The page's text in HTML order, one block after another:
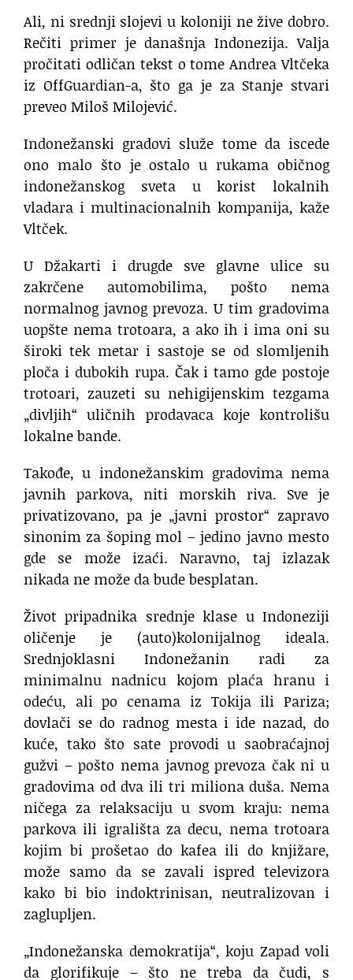
Ali, ni srednji slojevi u koloniji ne žive dobro.
Rečiti primer je današnja Indonezija. Valja
pročitati odličan tekst o tome Andrea Vltčeka
iz OffGuardian-a, što ga je za Stanje stvari
preveo Miloš Milojević.
Indonežanski gradovi služe tome da iscede
ono malo što je ostalo u rukama običnog
indonežanskog sveta u korist lokalnih
vladara i multinacionalnih kompanija, kaže
Vltček.
U Džakarti i drugde sve glavne ulice su
zakrčene automobilima, pošto nema
normalnog javnog prevoza. U tim gradovima
uopšte nema trotoara, a ako ih i ima oni su
široki tek metar i sastoje se od slomljenih
ploča i dubokih rupa. Čak i tamo gde postoje
trotoari, zauzeti su nehigijenskim tezgama
„divljih“ uličnih prodavaca koje kontrolišu
lokalne bande.
Takođe, u indonežanskim gradovima nema
javnih parkova, niti morskih riva. Sve je
privatizovano, pa je „javni prostor“ zapravo
sinonim za šoping mol – jedino javno mesto
gde se može izaći. Naravno, taj izlazak
nikada ne može da bude besplatan.
Život pripadnika srednje klase u Indoneziji
oličenje je (auto)kolonijalnog ideala.
Srednjoklasni Indonežanin radi za
minimalnu nadnicu kojom plaća hranu i
odeću, ali po cenama iz Tokija ili Pariza;
dovlači se do radnog mesta i ide nazad, do
kuće, tako što sate provodi u saobraćajnoj
gužvi – pošto nema javnog prevoza čak ni u
gradovima od dva ili tri miliona duša. Nema
ničega za relaksaciju u svom kraju: nema
parkova ili igrališta za decu, nema trotoara
kojim bi prošetao do kafea ili do knjižare,
može samo da se zavali ispred televizora
kako bi bio indoktrinisan, neutralizovan i
zaglupljen.
„Indonežanska demokratija“, koju Zapad voli
da glorifikuje – što ne treba da čudi, s